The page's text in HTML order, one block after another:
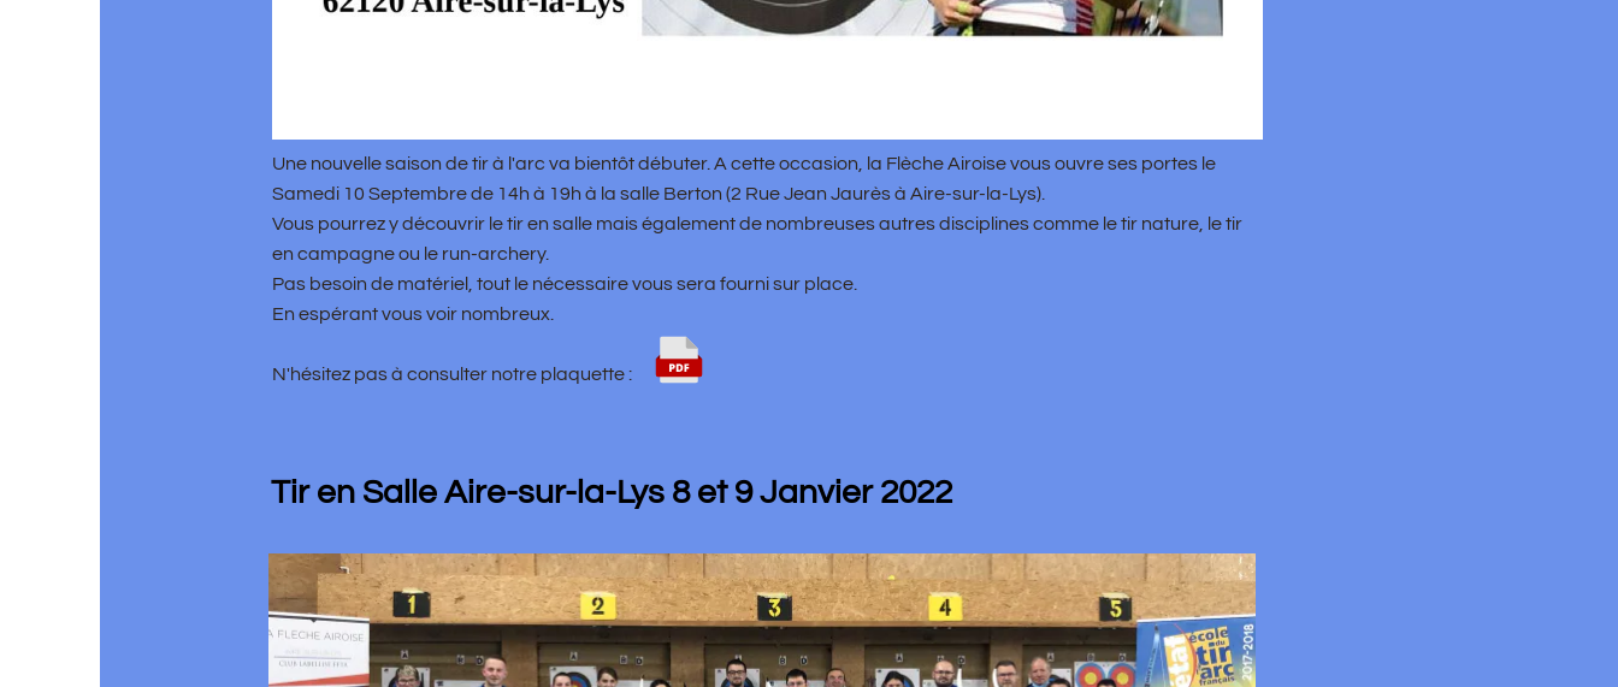
Une nouvelle saison de tir à l'arc va bientôt débuter. A cette occasion, la Flèche Airoise vous ouvre ses portes le
Samedi 10 Septembre de 14h à 19h à la salle Berton (2 Rue Jean Jaurès à Aire-sur-la-Lys).
Vous pourrez y découvrir le tir en salle mais également de nombreuses autres disciplines comme le tir nature, le tir
en campagne ou le run-archery.
Pas besoin de matériel, tout le nécessaire vous sera fourni sur place.
En espérant vous voir nombreux.
N'hésitez pas à consulter notre plaquette :
Tir en Salle Aire-sur-la-Lys 8 et 9 Janvier 2022